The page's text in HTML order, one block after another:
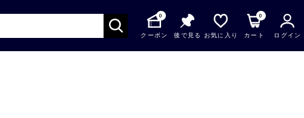
0
クーポン 後で見る お気に入り
0
カート ログイン